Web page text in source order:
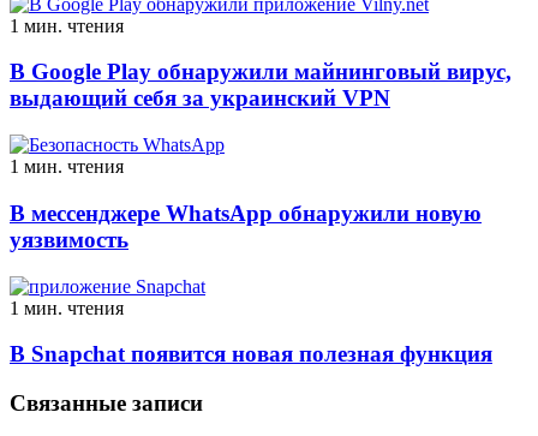
1 мин. чтения
В Google Play обнаружили майнинговый вирус,
выдающий себя за украинский VPN
1 мин. чтения
В мессенджере WhatsApp обнаружили новую
уязвимость
1 мин. чтения
В Snapchat появится новая полезная функция
Связанные записи